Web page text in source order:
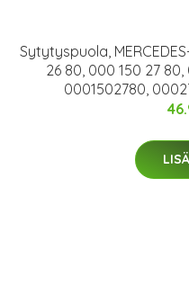
Sytytyspuola,
26 80, 000 150 27
0001502780,